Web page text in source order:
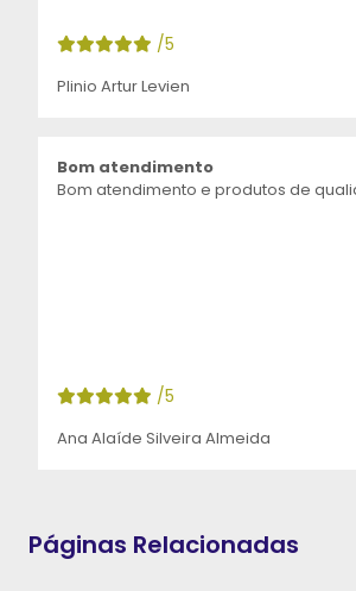
/5
Plinio Artur Levien
Bom atendimento
Bom atendimento e produtos de
/5
Ana Alaíde Silveira Almeida
Páginas Relacionadas